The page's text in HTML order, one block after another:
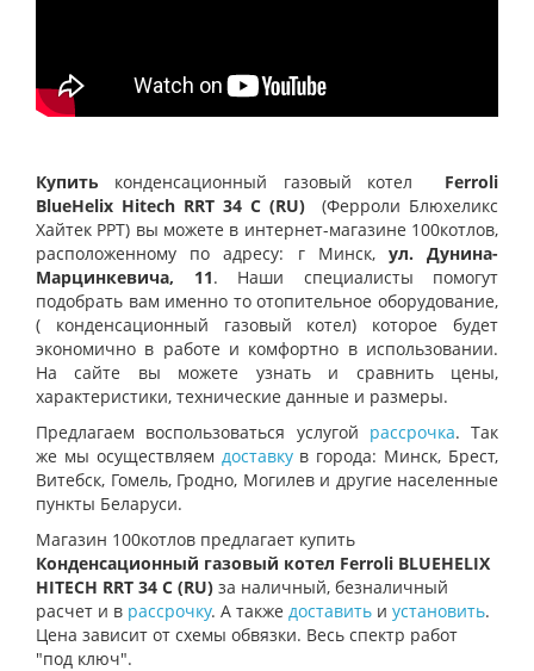
Купить конденсационный газовый котел
Ferroli
BlueHelix Hitech RRT 34 C (RU) (Ферроли Блюхеликс
Хайтек РРТ) вы можете в интернет-магазине 100котлов,
расположенному по адресу: г Минск, ул. Дунина-
Марцинкевича, 11. Наши специалисты помогут
подобрать вам именно то отопительное оборудование,
( конденсационный газовый котел) которое будет
экономично в работе и комфортно в использовании.
На сайте вы можете узнать и сравнить цены,
характеристики, технические данные и размеры.
Предлагаем воспользоваться услугой рассрочка. Так
же мы осуществляем доставкув города: Минск, Брест,
Витебск, Гомель, Гродно, Могилев и другие населенные
пункты Беларуси.
Магазин 100котлов предлагает купить
Конденсационный газовый котел Ferroli BLUEHELIX
HITECH RRT 34 C (RU) за наличный, безналичный
расчет и в рассрочку. А также доставить и установить.
Цена зависит от схемы обвязки. Весь спектр работ
"под ключ".